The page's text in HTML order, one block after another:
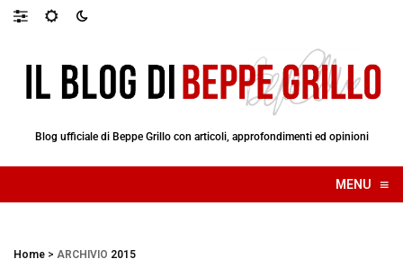
Blog ufficiale di Beppe Grillo con articoli, approfondimenti ed opinioni
MENU ≡
☰
Home > ARCHIVIO 2015